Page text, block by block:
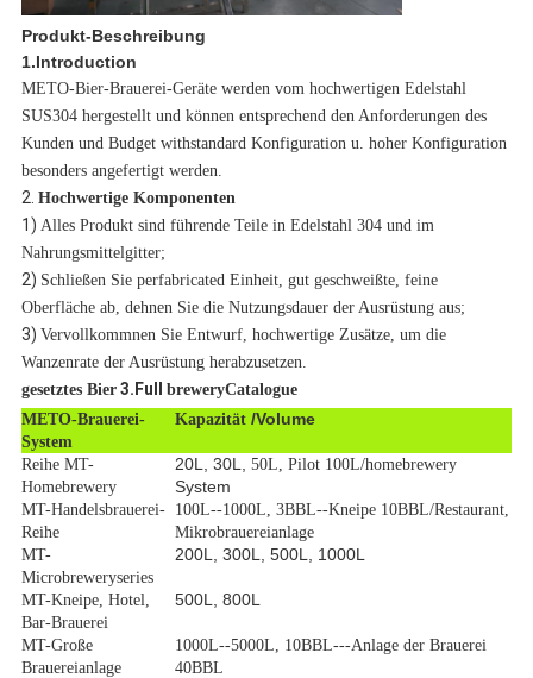
Produkt-Beschreibung
1.Introduction
METO-Bier-Brauerei-Geräte werden vom hochwertigen Edelstahl
SUS304 hergestellt und können entsprechend den Anforderungen des
Kunden und Budget withstandard Konfiguration u. hoher Konfiguration
besonders angefertigt werden.
2. Hochwertige Komponenten
1) Alles Produkt sind führende Teile in Edelstahl 304 und im
Nahrungsmittelgitter;
2) Schließen Sie perfabricated Einheit, gut geschweißte, feine
Oberfläche ab, dehnen Sie die Nutzungsdauer der Ausrüstung aus;
3) Vervollkommnen Sie Entwurf, hochwertige Zusätze, um die
Wanzenrate der Ausrüstung herabzusetzen.
gesetztes Bier3.Full breweryCatalogue
METO-Brauerei-
System
Kapazität/Volume
Reihe MT-
Homebrewery
20L, 30L, 50L, Pilot 100L/homebrewery
System
MT-Handelsbrauerei-
Reihe
100L--1000L, 3BBL--Kneipe 10BBL/Restaurant,
Mikrobrauereianlage
MT-
Microbreweryseries
200L, 300L, 500L, 1000L
MT-Kneipe, Hotel,
Bar-Brauerei
500L, 800L
MT-Große
Brauereianlage
1000L--5000L, 10BBL---Anlage der Brauerei
40BBL